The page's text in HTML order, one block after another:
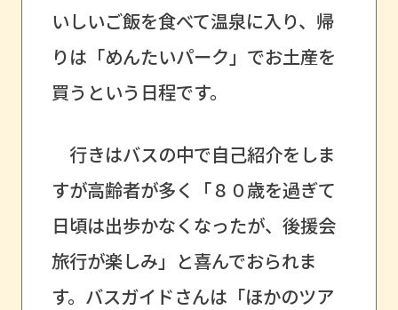
いしいご飯を食べて温泉に入り、帰
りは「めんたいパーク」でお土産を
買うという日程です。
行きはバスの中で自己紹介をしま
すが高齢者が多く「８０歳を過ぎて
日頃は出歩かなくなったが、後援会
旅行が楽しみ」と喜んでおられま
す。バスガイドさんは「ほかのツア